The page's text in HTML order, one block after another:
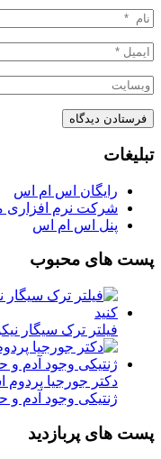
تبلیغات
رایگان اس ام اس
شرکت نرم افزاری
پنل اس ام اس
پست های محبوب
فیلتر ترک سیگار
دکتر جورجیا پردوم
ژنتیکی وجود آدم و
پست های پربازدید